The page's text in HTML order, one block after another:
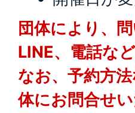
団体により、
LINE、電話など
なお、予約方
体にお問合せ